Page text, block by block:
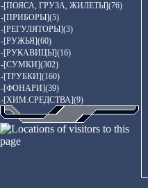
-[ПОЯСА, ГРУЗА, ЖИЛЕТЫ](76)
-[ПРИБОРЫ](5)
-[РЕГУЛЯТОРЫ](3)
-[РУЖЬЯ](60)
-[РУКАВИЦЫ](16)
-[СУМКИ](302)
-[ТРУБКИ](160)
-[ФОНАРИ](39)
-[ХИМ.СРЕДСТВА](9)